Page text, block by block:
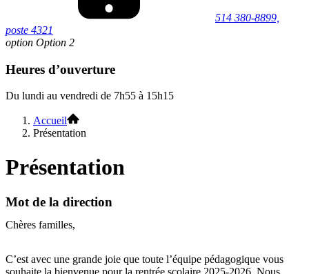
514 380-8899,
poste 4321
option Option 2
Heures d’ouverture
Du lundi au vendredi de 7h55 à 15h15
Accueil
Présentation
Présentation
Mot de la direction
Chères familles,
C’est avec une grande joie que toute l’équipe pédagogique vous